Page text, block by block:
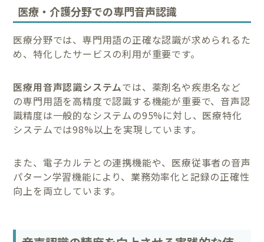
医療・介護分野での専門音声認識
医療分野では、専門用語の正確な認識が求められるた
め、特化したサービスの利用が重要です。
医療用音声認識システムでは、薬剤名や疾患名など
の専門用語を高精度で認識する機能が重要で、音声認
識精度は一般的なシステムの95%に対し、医療特化
システムでは98%以上を実現しています。
また、電子カルテとの連携機能や、医療従事者の音声
パターン学習機能により、業務効率化と記録の正確性
向上を両立しています。